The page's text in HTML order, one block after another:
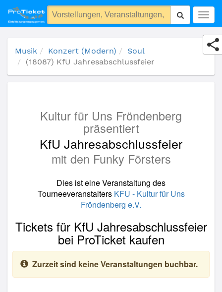
(18087) KfU Jahresabschlussfeier
Musik Konzert (Modern)
Soul
(18087) KfU Jahresabschlussfeier
Kultur für Uns Fröndenberg
präsentiert
KfU Jahresabschlussfeier
mit den Funky Försters
Dies ist eine Veranstaltung des
Tourneeveranstalters KFU - Kultur für Uns
Fröndenberg e.V.
Tickets für KfU Jahresabschlussfeier
bei ProTicket kaufen
Zurzeit sind keine Veranstaltungen buchbar.